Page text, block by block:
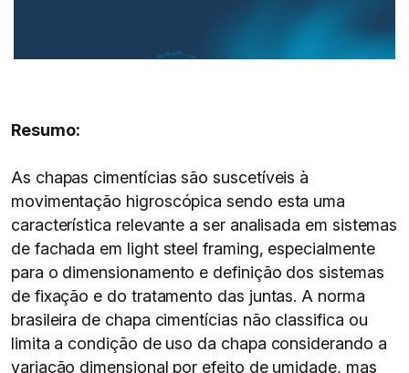
Resumo:
As chapas cimentícias são suscetíveis à
movimentação higroscópica sendo esta uma
característica relevante a ser analisada em sistemas
de fachada em light steel framing, especialmente
para o dimensionamento e definição dos sistemas
de fixação e do tratamento das juntas. A norma
brasileira de chapa cimentícias não classifica ou
limita a condição de uso da chapa considerando a
variação dimensional por efeito de umidade, mas